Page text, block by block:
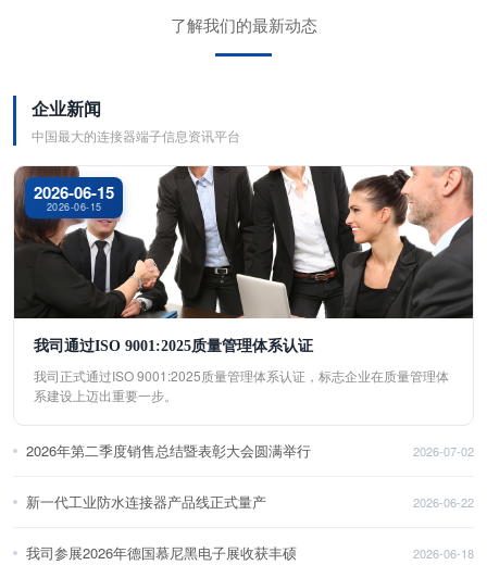
了解我们的最新动态
企业新闻
中国最大的连接器端子信息资讯平台
2026-06-15
2026-06-15
我司通过ISO 9001:2025质量管理体系认证
我司正式通过ISO 9001:2025质量管理体系认证，标志企业在质量管理体
系建设上迈出重要一步。
2026年第二季度销售总结暨表彰大会圆满举行 2026-07-02
新一代工业防水连接器产品线正式量产 2026-06-22
我司参展2026年德国慕尼黑电子展收获丰硕 2026-06-18